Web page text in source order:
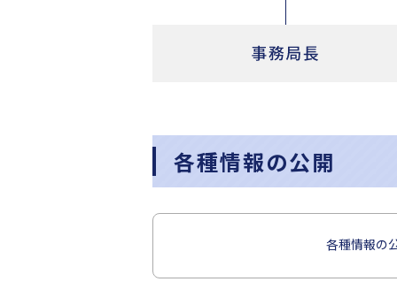
各種情報の公開
各種情報の